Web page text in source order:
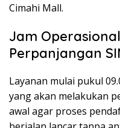
Cimahi Mall.
Jam
Perpanjangan
Layanan mulai pukul
yang akan melakukan
awal agar proses